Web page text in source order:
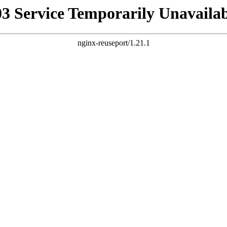
Service Temporarily
nginx-reuseport/1.21.1